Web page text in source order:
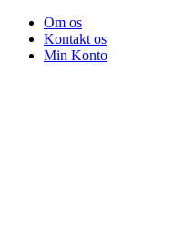
Om os
Kontakt os
Min Konto